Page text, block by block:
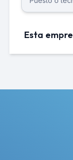
Esta